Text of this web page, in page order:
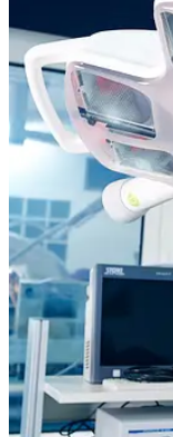
People
Lifestyle
Corporate